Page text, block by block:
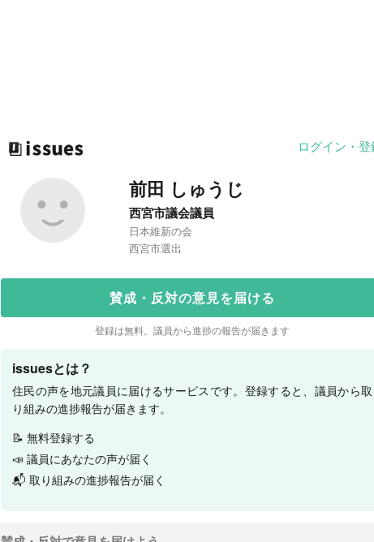
ログイン・登
前田 しゅうじ
西宮市議会議員
日本維新の会
西宮市選出
賛成・反対の意見を届ける
登録は無料。議員から進捗の報告が届きます
issuesとは？
住民の声を地元議員に届けるサービスです。登録すると、議員から取
り組みの進捗報告が届きます。
📝 無料登録する
📣 議員にあなたの声が届く
📬 取り組みの進捗報告が届く